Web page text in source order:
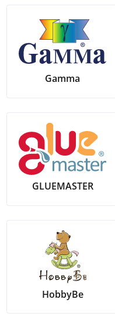
Gamma
GLUEMASTER
HobbyBe